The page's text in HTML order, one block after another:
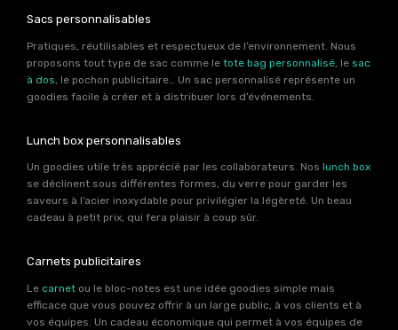
Sacs personnalisables
Pratiques, réutilisables et respectueux de l’environnement. Nous
proposons tout type de sac comme le tote bag personnalisé , le sac
à dos , le pochon publicitaire… Un sac personnalisé représente un
goodies facile à créer et à distribuer lors d’événements.
Lunch box personnalisables
Un goodies utile très apprécié par les collaborateurs. Nos lunch box
se déclinent sous différentes formes, du verre pour garder les
saveurs à l’acier inoxydable pour privilégier la légèreté. Un beau
cadeau à petit prix, qui fera plaisir à coup sûr.
Carnets publicitaires
Le carnet ou le bloc-notes est une idée goodies simple mais
efficace que vous pouvez offrir à un large public, à vos clients et à
vos équipes. Un cadeau économique qui permet à vos équipes de